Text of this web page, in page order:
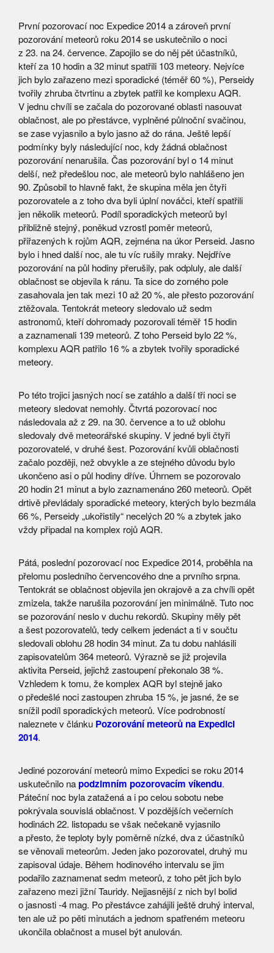
První pozorovací noc Expedice 2014 a zároveň první
pozorování meteorů roku 2014 se uskutečnilo o noci
z 23. na 24. července. Zapojilo se do něj pět účastníků,
kteří za 10 hodin a 32 minut spatřili 103 meteory. Nejvíce
jich bylo zařazeno mezi sporadické (téměř 60 %), Perseidy
tvořily zhruba čtvrtinu a zbytek patřil ke komplexu AQR.
V jednu chvíli se začala do pozorované oblasti nasouvat
oblačnost, ale po přestávce, vyplněné půlnoční svačinou,
se zase vyjasnilo a bylo jasno až do rána. Ještě lepší
podmínky byly následující noc, kdy žádná oblačnost
pozorování nenarušila. Čas pozorování byl o 14 minut
delší, než předešlou noc, ale meteorů bylo nahlášeno jen
90. Způsobil to hlavně fakt, že skupina měla jen čtyři
pozorovatele a z toho dva byli úplní nováčci, kteří spatřili
jen několik meteorů. Podíl sporadických meteorů byl
přibližně stejný, poněkud vzrostl poměr meteorů,
přiřazených k rojům AQR, zejména na úkor Perseid. Jasno
bylo i hned další noc, ale tu víc rušily mraky. Nejdříve
pozorování na půl hodiny přerušily, pak odpluly, ale další
oblačnost se objevila k ránu. Ta sice do zorného pole
zasahovala jen tak mezi 10 až 20 %, ale přesto pozorování
ztěžovala. Tentokrát meteory sledovalo už sedm
astronomů, kteří dohromady pozorovali téměř 15 hodin
a zaznamenali 139 meteorů. Z toho Perseid bylo 22 %,
komplexu AQR patřilo 16 % a zbytek tvořily sporadické
meteory.
Po této trojici jasných nocí se zatáhlo a další tři noci se
meteory sledovat nemohly. Čtvrtá pozorovací noc
následovala až z 29. na 30. července a to už oblohu
sledovaly dvě meteorářské skupiny. V jedné byli čtyři
pozorovatelé, v druhé šest. Pozorování kvůli oblačnosti
začalo později, než obvykle a ze stejného důvodu bylo
ukončeno asi o půl hodiny dříve. Úhrnem se pozorovalo
20 hodin 21 minut a bylo zaznamenáno 260 meteorů. Opět
drtivě převládaly sporadické meteory, kterých bylo bezmála
66 %, Perseidy „ukořistily“ necelých 20 % a zbytek jako
vždy připadal na komplex rojů AQR.
Pátá, poslední pozorovací noc Expedice 2014, proběhla na
přelomu posledního červencového dne a prvního srpna.
Tentokrát se oblačnost objevila jen okrajově a za chvíli opět
zmizela, takže narušila pozorování jen minimálně. Tuto noc
se pozorování neslo v duchu rekordů. Skupiny měly pět
a šest pozorovatelů, tedy celkem jedenáct a ti v součtu
sledovali oblohu 28 hodin 34 minut. Za tu dobu nahlásili
zapisovatelům 364 meteorů. Výrazně se již projevila
aktivita Perseid, jejichž zastoupení překonalo 38 %.
Vzhledem k tomu, že komplex AQR byl stejně jako
o předešlé noci zastoupen zhruba 15 %, je jasné, že se
snížil podíl sporadických meteorů. Více podrobností
naleznete v článku Pozorování meteorů na Expedici
2014.
Jediné pozorování meteorů mimo Expedici se roku 2014
uskutečnilo napodzimním pozorovacím víkendu.
Páteční noc byla zatažená a i po celou sobotu nebe
pokrývala souvislá oblačnost. V pozdějších večerních
hodinách 22. listopadu se však nečekaně vyjasnilo
a přesto, že teploty byly poměrně nízké, dva z účastníků
se věnovali meteorům. Jeden jako pozorovatel, druhý mu
zapisoval údaje. Během hodinového intervalu se jim
podařilo zaznamenat sedm meteorů, z toho pět jich bylo
zařazeno mezi jižní Tauridy. Nejjasnější z nich byl bolid
o jasnosti -4 mag. Po přestávce zahájili ještě druhý interval,
ten ale už po pěti minutách a jednom spatřeném meteoru
ukončila oblačnost a musel být anulován.